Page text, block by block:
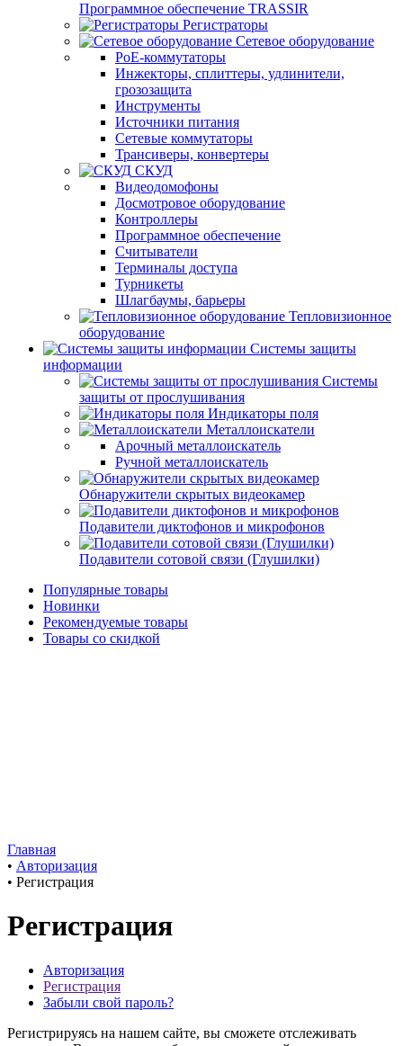
Программное обеспечение TRASSIR
Регистраторы
Сетевое оборудование
PoE-коммутаторы
Инжекторы, сплиттеры, удлинители,
грозозащита
Инструменты
Источники питания
Сетевые коммутаторы
Трансиверы, конвертеры
СКУД
Видеодомофоны
Досмотровое оборудование
Контроллеры
Программное обеспечение
Считыватели
Терминалы доступа
Турникеты
Шлагбаумы, барьеры
Тепловизионное
оборудование
Системы защиты
информации
Системы
защиты от прослушивания
Индикаторы поля
Металлоискатели
Арочный металлоискатель
Ручной металлоискатель
Обнаружители скрытых видеокамер
Подавители диктофонов и микрофонов
Подавители сотовой связи (Глушилки)
Популярные товары
Новинки
Рекомендуемые товары
Товары со скидкой
Главная
• Авторизация
• Регистрация
Регистрация
Авторизация
Регистрация
Забыли свой пароль?
Регистрируясь на нашем сайте, вы сможете отслеживать